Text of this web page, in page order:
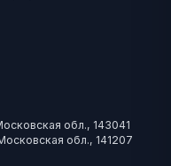
обл., 143041
обл., 141207